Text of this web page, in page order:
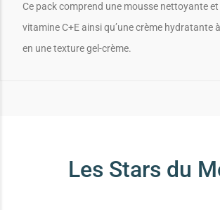
Ce pack comprend une mousse nettoyante
vitamine C+E ainsi qu’une crème hydratante
en une texture gel-crème.
Les Stars du